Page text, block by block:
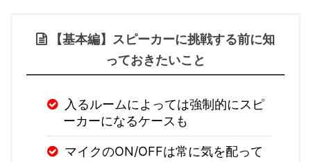
【基本編】スピーカーに挑戦する前に知
っておきたいこと
入るルームによっては強制的にスピ
ーカーになるケースも
マイクのON/OFFは常に気を配って